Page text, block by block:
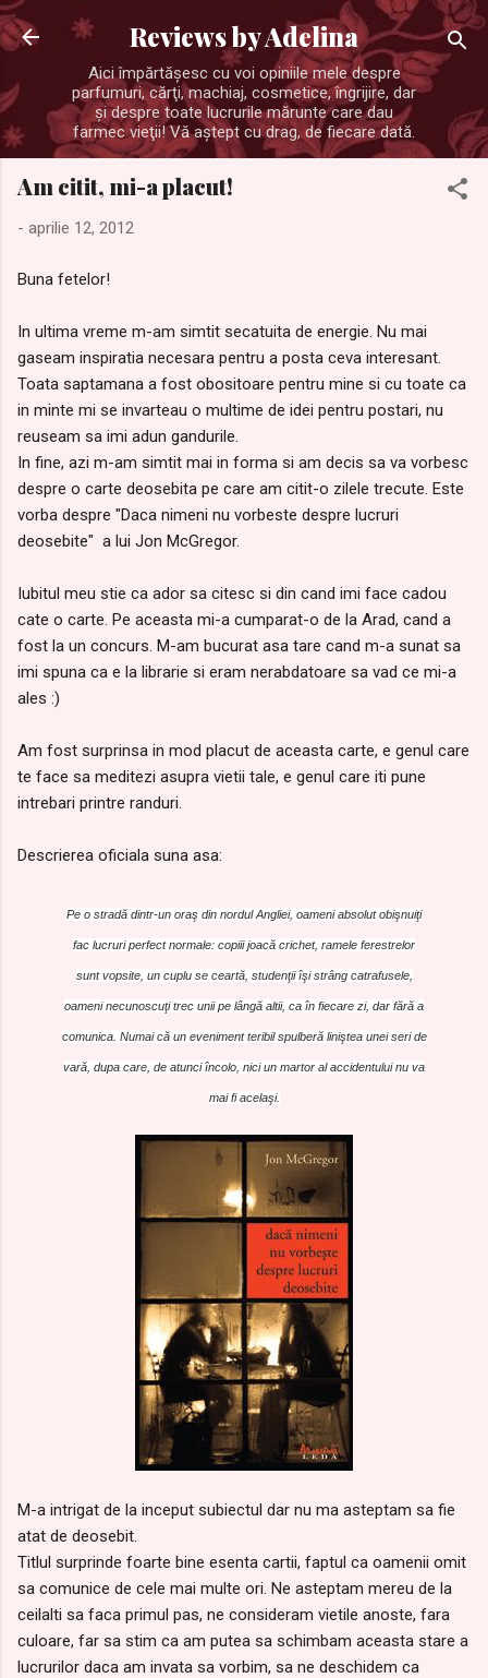
Treceți la conținutul principal
Reviews by Adelina
Aici împărtăşesc cu voi opiniile mele despre
parfumuri, cărţi, machiaj, cosmetice, îngrijire, dar
şi despre toate lucrurile mărunte care dau
farmec vieţii! Vă aştept cu drag, de fiecare dată.
Am citit, mi-a placut!
- aprilie 12, 2012
Buna fetelor!
In ultima vreme m-am simtit secatuita de energie. Nu mai
gaseam inspiratia necesara pentru a posta ceva interesant.
Toata saptamana a fost obositoare pentru mine si cu toate ca
in minte mi se invarteau o multime de idei pentru postari, nu
reuseam sa imi adun gandurile.
In fine, azi m-am simtit mai in forma si am decis sa va vorbesc
despre o carte deosebita pe care am citit-o zilele trecute. Este
vorba despre "Daca nimeni nu vorbeste despre lucruri
deosebite" a lui Jon McGregor.
Iubitul meu stie ca ador sa citesc si din cand imi face cadou
cate o carte. Pe aceasta mi-a cumparat-o de la Arad, cand a
fost la un concurs. M-am bucurat asa tare cand m-a sunat sa
imi spuna ca e la librarie si eram nerabdatoare sa vad ce mi-a
ales :)
Am fost surprinsa in mod placut de aceasta carte, e genul care
te face sa meditezi asupra vietii tale, e genul care iti pune
intrebari printre randuri.
Descrierea oficiala suna asa:
Pe o stradă dintr-un oraş din nordul Angliei, oameni absolut obişnuiţi
fac lucruri perfect normale: copiii joacă crichet, ramele ferestrelor
sunt vopsite, un cuplu se ceartă, studenţii îşi strâng catrafusele,
oameni necunoscuţi trec unii pe lângă altii, ca în fiecare zi, dar fără a
comunica. Numai că un eveniment teribil spulberă liniştea unei seri de
vară, dupa care, de atunci încolo, nici un martor al accidentului nu va
mai fi acelaşi.
M-a intrigat de la inceput subiectul dar nu ma asteptam sa fie
atat de deosebit.
Titlul surprinde foarte bine esenta cartii, faptul ca oamenii omit
sa comunice de cele mai multe ori. Ne asteptam mereu de la
ceilalti sa faca primul pas, ne consideram vietile anoste, fara
culoare, far sa stim ca am putea sa schimbam aceasta stare a
lucrurilor daca am invata sa vorbim, sa ne deschidem ca